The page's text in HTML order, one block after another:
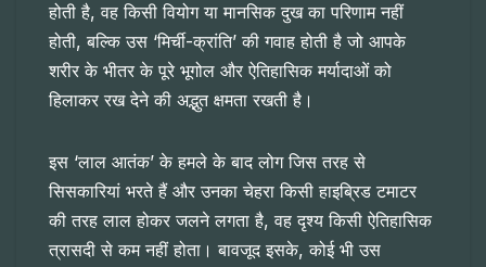
होती है, वह किसी वियोग या मानसिक दुख का परिणाम नहीं
होती, बल्कि उस ‘मिर्ची-क्रांति’ की गवाह होती है जो आपके
शरीर के भीतर के पूरे भूगोल और ऐतिहासिक मर्यादाओं को
हिलाकर रख देने की अद्भुत क्षमता रखती है।
इस ‘लाल आतंक’ के हमले के बाद लोग जिस तरह से
सिसकारियां भरते हैं और उनका चेहरा किसी हाइब्रिड टमाटर
की तरह लाल होकर जलने लगता है, वह दृश्य किसी ऐतिहासिक
त्रासदी से कम नहीं होता। बावजूद इसके, कोई भी उस